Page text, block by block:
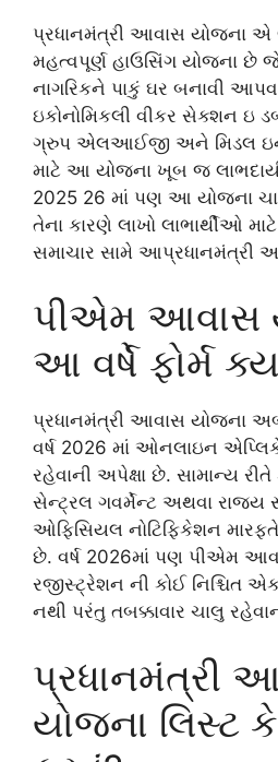
પ્રધાનમંત્રી આવાસ યોજના એ
મહત્વપૂર્ણ હાઉસિંગ યોજના છે
નાગરિકને પાકું ઘર બનાવી
ઇકોનોમિકલી વીકર સેક્શન ઇ
ગ્રુપ એલઆઈજી અને મિડલ
માટે આ યોજના ખૂબ જ
2025 26 માં પણ આ યોજના
તેના કારણે લાખો લાભાર્થીઓ
સમાચાર સામે આપ્રધાનમંત્રી
પીએમ આવાસ
આ વર્ષે ફોર્મ
પ્રધાનમંત્રી આવાસ યોજના
વર્ષ 2026 માં ઓનલાઇન
રહેવાની અપેક્ષા છે. સામાન્ય રીતે
સેન્ટ્રલ ગવર્મેન્ટ અથવા રાજ્ય
ઓફિસિયલ નોટિફિકેશન
છે. વર્ષ 2026માં પણ પીએમ
રજીસ્ટ્રેશન ની કોઈ નિશ્ચિત એક
નથી પરંતુ તબક્કાવાર ચાલુ
પ્રધાનમંત્રી
યોજના લિસ્ટ